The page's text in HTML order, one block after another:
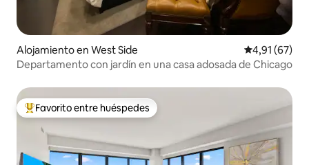
Alojamiento en West Side Calificación
4,91 (67)
Departamento con jardín en una casa adosada de Chicago
Favorito entre los huéspedes más destacados
Favorito entre huéspedes